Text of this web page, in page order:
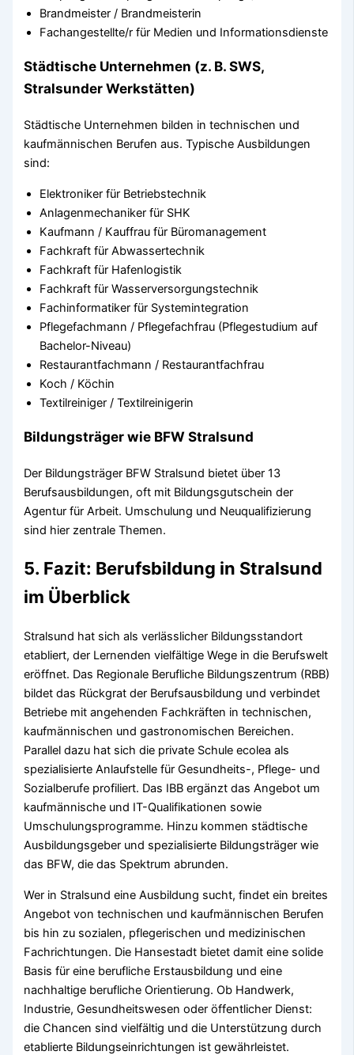
Brandmeister / Brandmeisterin
Fachangestellte/r für Medien und Informationsdienste
Städtische Unternehmen (z. B. SWS,
Stralsunder Werkstätten)
Städtische Unternehmen bilden in technischen und
kaufmännischen Berufen aus. Typische Ausbildungen
sind:
Elektroniker für Betriebstechnik
Anlagenmechaniker für SHK
Kaufmann / Kauffrau für Büromanagement
Fachkraft für Abwassertechnik
Fachkraft für Hafenlogistik
Fachkraft für Wasserversorgungstechnik
Fachinformatiker für Systemintegration
Pflegefachmann / Pflegefachfrau (Pflegestudium auf
Bachelor-Niveau)
Restaurantfachmann / Restaurantfachfrau
Koch / Köchin
Textilreiniger / Textilreinigerin
Bildungsträger wie BFW Stralsund
Der Bildungsträger BFW Stralsund bietet über 13
Berufsausbildungen, oft mit Bildungsgutschein der
Agentur für Arbeit. Umschulung und Neuqualifizierung
sind hier zentrale Themen.
5. Fazit: Berufsbildung in Stralsund
im Überblick
Stralsund hat sich als verlässlicher Bildungsstandort
etabliert, der Lernenden vielfältige Wege in die Berufswelt
eröffnet. Das Regionale Berufliche Bildungszentrum (RBB)
bildet das Rückgrat der Berufsausbildung und verbindet
Betriebe mit angehenden Fachkräften in technischen,
kaufmännischen und gastronomischen Bereichen.
Parallel dazu hat sich die private Schule ecolea als
spezialisierte Anlaufstelle für Gesundheits-, Pflege- und
Sozialberufe profiliert. Das IBB ergänzt das Angebot um
kaufmännische und IT-Qualifikationen sowie
Umschulungsprogramme. Hinzu kommen städtische
Ausbildungsgeber und spezialisierte Bildungsträger wie
das BFW, die das Spektrum abrunden.
Wer in Stralsund eine Ausbildung sucht, findet ein breites
Angebot von technischen und kaufmännischen Berufen
bis hin zu sozialen, pflegerischen und medizinischen
Fachrichtungen. Die Hansestadt bietet damit eine solide
Basis für eine berufliche Erstausbildung und eine
nachhaltige berufliche Orientierung. Ob Handwerk,
Industrie, Gesundheitswesen oder öffentlicher Dienst:
die Chancen sind vielfältig und die Unterstützung durch
etablierte Bildungseinrichtungen ist gewährleistet.